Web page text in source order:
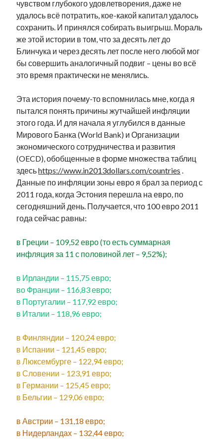
чувством глубокого удовлетворения, даже не
удалось всё потратить, кое-какой капитал удалось
сохранить. И принялся собирать выигрыш. Мораль
же этой истории в том, что за десять лет до
Блинчука и через десять лет после него любой мог
бы совершить аналогичный подвиг – цены во всё
это время практически не менялись.
Эта история почему-то вспомнилась мне, когда я
пытался понять причины жутчайшей инфляции
этого года. И для начала я углубился в данные
Мирового Банка (World Bank) и Организации
экономического сотрудничества и развития
(OECD), обобщенные в форме множества таблиц
здесьhttps://www.in2013dollars.com/countries .
Данные по инфляции зоны евро я брал за период с
2011 года, когда Эстония перешла на евро, по
сегодняшний день. Получается, что 100 евро 2011
года сейчас равны:
в Греции – 109,52 евро (то есть суммарная
инфляция за 11 с половиной лет – 9,52%);
в Ирландии – 115,75 евро;
во Франции – 116,83 евро;
в Португалии – 117,92 евро;
в Италии – 118,96 евро;
в Финляндии – 120,24 евро;
в Испании – 121,45 евро;
в Люксембурге – 122,94 евро;
в Словении – 123,91 евро;
в Германии – 125,45 евро;
в Бельгии – 129,06 евро;
в Австрии – 131,18 евро;
в Нидерландах – 132,44 евро;